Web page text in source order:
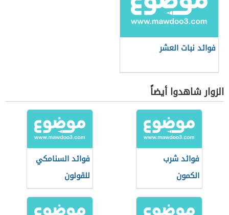
فوائد نبات العشر
الزوار شاهدوا أيضاً
فوائد شرب
الكمون
فوائد السنامكي
للقولون